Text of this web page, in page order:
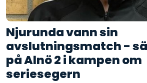
Njurunda vann sin
avslutningsmatch -
på Alnö 2 i kampen om
seriesegern